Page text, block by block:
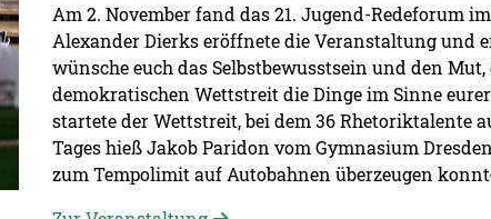
Am 2. November fand das 21. Jugend-Redeforum
Alexander Dierks eröffnete die Veranstaltung und
wünsche euch das Selbstbewusstsein und den
demokratischen Wettstreit die Dinge im Sinne
startete der Wettstreit, bei dem 36 Rhetoriktalente
Tages hieß Jakob Paridon vom Gymnasium
zum Tempolimit auf Autobahnen überzeugen